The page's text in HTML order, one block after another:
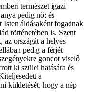
természet igazi
pedig nő; és
Isten áldásaként fogadnak
történetében is. Szent
az országát a helyes
pedig a férjét
gondot viselő
ki szülei hatására és
a
küldetését, hogy a nép